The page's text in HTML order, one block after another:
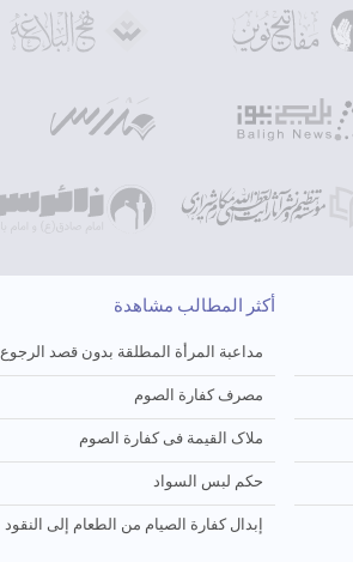
أكثر المطالب مشاهدة
مداعبة المرأة المطلقة بدون قصد الرجوع
مصرف کفارة الصوم
ملاک القیمة فی کفارة الصوم
حکم لبس السواد
إبدال کفارة الصیام من الطعام إلی النقود